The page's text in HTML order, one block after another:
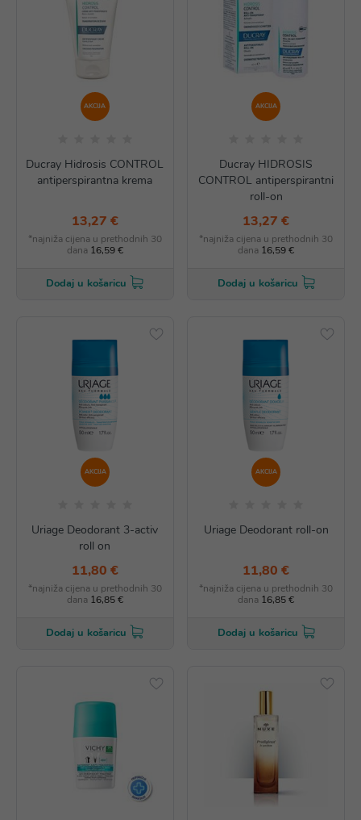
AKCIJA
Ducray Hidrosis CONTROL
antiperspirantna krema
13,27 €
*najniža cijena u prethodnih 30
dana 16,59 €
Dodaj u košaricu
AKCIJA
Ducray HIDROSIS
CONTROL antiperspirantni
roll-on
13,27 €
*najniža cijena u prethodnih 30
dana 16,59 €
Dodaj u košaricu
AKCIJA
Uriage Deodorant 3-activ
roll on
11,80 €
*najniža cijena u prethodnih 30
dana 16,85 €
Dodaj u košaricu
AKCIJA
Uriage Deodorant roll-on
11,80 €
*najniža cijena u prethodnih 30
dana 16,85 €
Dodaj u košaricu